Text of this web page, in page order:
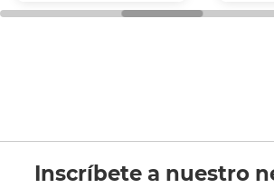
Inscríbete a nuestro